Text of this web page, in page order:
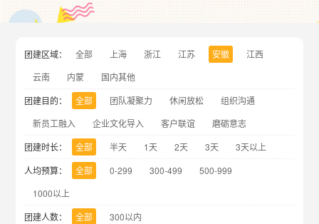
团建区域： 全部 上海 浙江 江苏 安徽
江西
云南
内蒙
国内其他
团建目的：
全部 团队凝聚力 休闲放松
组织沟通
新员工融入
企业文化导入 客户联谊
磨砺意志
团建时长：
全部 半天 1天 2天 3天
3天以上
人均预算：
全部 0-299 300-499
500-999
1000以上
团建人数：
全部 300以内